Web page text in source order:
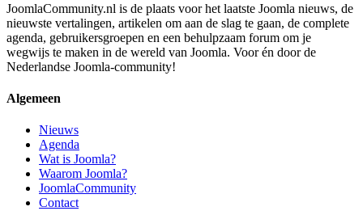
JoomlaCommunity.nl is de plaats voor het laatste Joomla nieuws, de
nieuwste vertalingen, artikelen om aan de slag te gaan, de complete
agenda, gebruikersgroepen en een behulpzaam forum om je
wegwijs te maken in de wereld van Joomla. Voor én door de
Nederlandse Joomla-community!
Algemeen
Nieuws
Agenda
Wat is Joomla?
Waarom Joomla?
JoomlaCommunity
Contact